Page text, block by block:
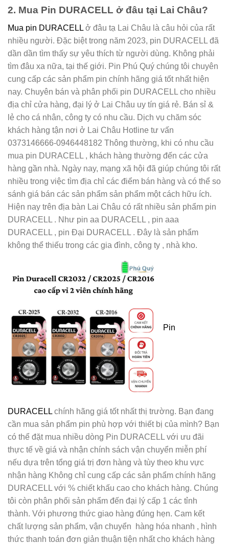
2. Mua Pin DURACELL ở đâu tại Lai Châu?
Mua pin DURACELL ở đâu tạ Lai Châu là câu hỏi của rất
nhiều người. Đặc biệt trong năm 2023, pin DURACELL đã
dần dần tìm thấy sự yêu thích từ người dùng. Không phải
tìm đâu xa nữa, tại thế giới. Pin Phú Quý chúng tôi chuyên
cung cấp các sản phẩm pin chính hãng giá tốt nhất hiện
nay. Chuyên bán và phân phối pin DURACELL cho nhiều
địa chỉ cửa hàng, đại lý ở Lai Châu uy tín giá rẻ. Bán sỉ &
lẻ cho cá nhân, công ty có nhu cầu. Dịch vụ chăm sóc
khách hàng tận nơi ở Lai Châu Hotline tư vấn
0373146666-0946448182 Thông thường, khi có nhu cầu
mua pin DURACELL , khách hàng thường đến các cửa
hàng gần nhà. Ngày nay, mạng xã hội đã giúp chúng tôi rất
nhiều trong việc tìm địa chỉ các điểm bán hàng và có thể so
sánh giá bán các sản phẩm sản phẩm một cách hữu ích.
Hiện nay trên địa bàn Lai Châu có rất nhiều sản phẩm pin
DURACELL . Như pin aa DURACELL , pin aaa
DURACELL , pin Đại DURACELL . Đây là sản phẩm
không thể thiếu trong các gia đình, công ty , nhà kho.
Pin
DURACELL chính hãng giá tốt nhất thị trường. Bạn đang
cần mua sản phẩm pin phù hợp với thiết bị của mình? Bạn
có thể đặt mua nhiều dòng Pin DURACELL với ưu đãi
thực tế về giá và nhận chính sách vận chuyển miễn phí
nếu dựa trên tổng giá trị đơn hàng và tùy theo khu vực
nhận hàng Không chỉ cung cấp các sản phẩm chính hãng
DURACELL với % chiết khấu cao cho khách hàng. Chúng
tôi còn phân phối sản phẩm đến đại lý cấp 1 các tỉnh
thành. Với phương thức giao hàng đúng hẹn. Cam kết
chất lượng sản phẩm, vận chuyển hàng hóa nhanh , hình
thức thanh toán đơn giản thuận tiện nhất cho khách hàng